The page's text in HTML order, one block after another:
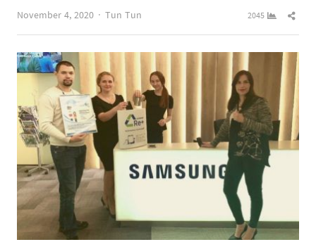
November 4, 2020
Author
Tun Tun 2045